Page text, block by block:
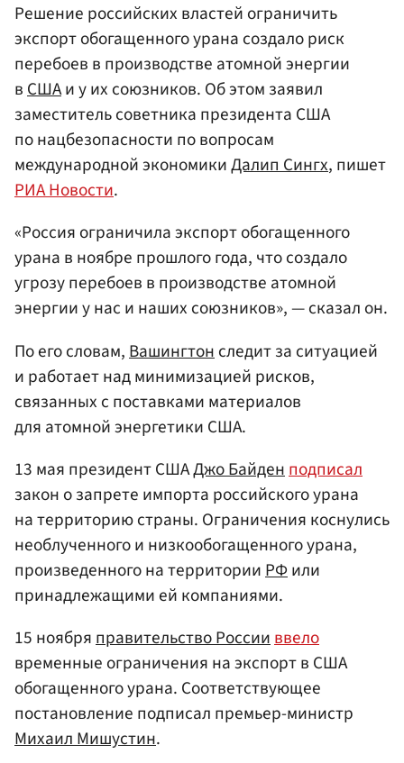
Решение российских властей ограничить
экспорт обогащенного урана создало риск
перебоев в производстве атомной энергии
вСШАи у их союзников. Об этом заявил
заместитель советника президента США
по нацбезопасности по вопросам
международной экономикиДалип Сингх, пишет
РИА Новости.
«Россия ограничила экспорт обогащенного
урана в ноябре прошлого года, что создало
угрозу перебоев в производстве атомной
энергии у нас и наших союзников», — сказал он.
По его словам, Вашингтон следит за ситуацией
и работает над минимизацией рисков,
связанных с поставками материалов
для атомной энергетики США.
13 мая президент СШАДжо Байденподписал
закон о запрете импорта российского урана
на территорию страны. Ограничения коснулись
необлученного и низкообогащенного урана,
произведенного на территорииРФили
принадлежащими ей компаниями.
15 ноябряправительство Россииввело
временные ограничения на экспорт в США
обогащенного урана. Соответствующее
постановление подписал премьер-министр
Михаил Мишустин.